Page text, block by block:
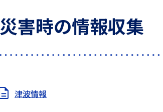
災害時の情報収集
津波情報